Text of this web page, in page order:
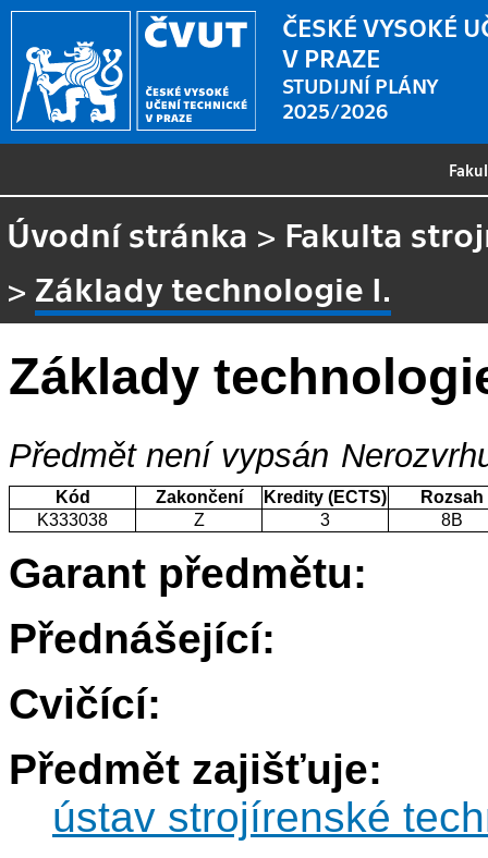
ČESKÉ VYSOKÉ
V PRAZE
STUDIJNÍ PLÁNY
2025/2026
Úvodní stránka > Fakulta
> Základy technologie I.
Základy
Předmět není vypsán
Kód Zakončení Kredity (ECTS)
Rozsah
K333038
Z 3 8B
Garant předmětu:
Přednášející:
Cvičící:
Předmět zajišťuje:
ústav strojírenské